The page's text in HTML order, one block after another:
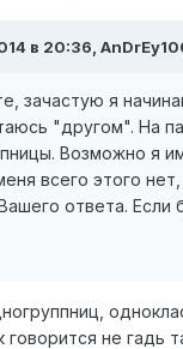
в 20:36,
зачастую я
"другом". На
Возможно я
всего этого
ответа. Если
говорится не гадь